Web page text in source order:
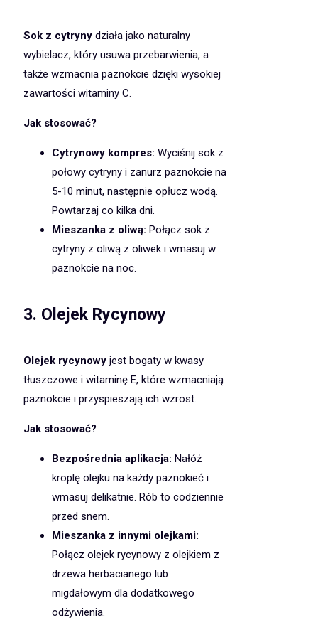
Sok z cytryny działa jako naturalny
wybielacz, który usuwa przebarwienia, a
także wzmacnia paznokcie dzięki wysokiej
zawartości witaminy C.
Jak stosować?
Cytrynowy kompres: Wyciśnij sok z
połowy cytryny i zanurz paznokcie na
5-10 minut, następnie opłucz wodą.
Powtarzaj co kilka dni.
Mieszanka z oliwą: Połącz sok z
cytryny z oliwą z oliwek i wmasuj w
paznokcie na noc.
3. Olejek Rycynowy
Olejek rycynowy jest bogaty w kwasy
tłuszczowe i witaminę E, które wzmacniają
paznokcie i przyspieszają ich wzrost.
Jak stosować?
Bezpośrednia aplikacja: Nałóż
kroplę olejku na każdy paznokieć i
wmasuj delikatnie. Rób to codziennie
przed snem.
Mieszanka z innymi olejkami:
Połącz olejek rycynowy z olejkiem z
drzewa herbacianego lub
migdałowym dla dodatkowego
odżywienia.